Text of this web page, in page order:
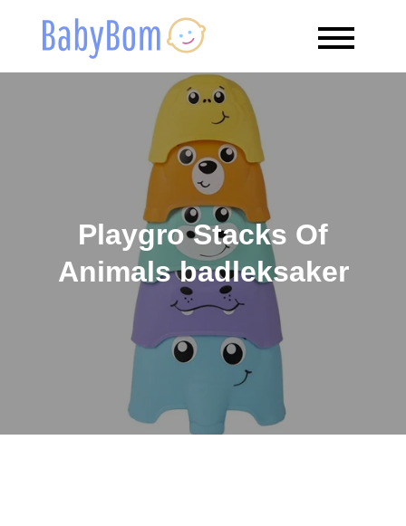
Babybom
Allt kring barn
Playgro Stacks Of
Animals badleksaker